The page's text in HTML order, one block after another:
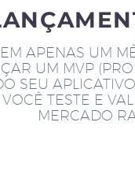
EM APENAS UM
UM MVP
SEU
VOCÊ TESTE E
MERCADO